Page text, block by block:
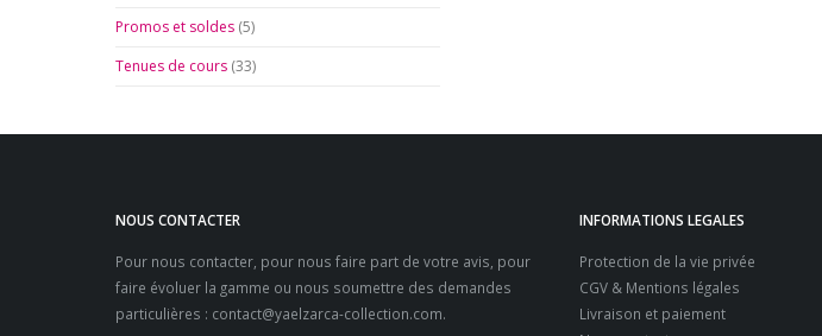
Promos et soldes (5)
Tenues de cours (33)
NOUS CONTACTER
Pour nous contacter, pour nous faire part de votre avis, pour
faire évoluer la gamme ou nous soumettre des demandes
particulières : contact@yaelzarca-collection.com.
INFORMATIONS LEGALES
Protection de la vie privée
CGV & Mentions légales
Livraison et paiement